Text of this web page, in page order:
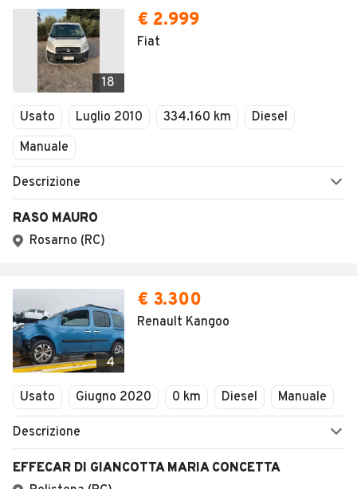
18
€ 2.999
Fiat
Usato Luglio 2010 334.160 km
Diesel
Manuale
Descrizione
RASO MAURO
Rosarno (RC)
4
€ 3.300
Renault Kangoo
Usato Giugno 2020 0 km Diesel Manuale
Descrizione
EFFECAR DI GIANCOTTA MARIA CONCETTA